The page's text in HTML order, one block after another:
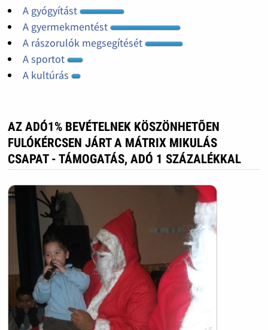
A gyógyítást
A gyermekmentést
A rászorulók megsegítését
A sportot
A kultúrás
AZ ADÓ1% BEVÉTELNEK KÖSZÖNHETÕEN
FULÓKÉRCSEN JÁRT A MÁTRIX MIKULÁS
CSAPAT - TÁMOGATÁS, ADÓ 1 SZÁZALÉKKAL